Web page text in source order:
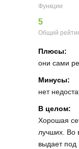
Функции
5
Общий
Плюсы:
они сами
Минусы:
нет
В целом:
Хорошая
лучших. Во
выдает